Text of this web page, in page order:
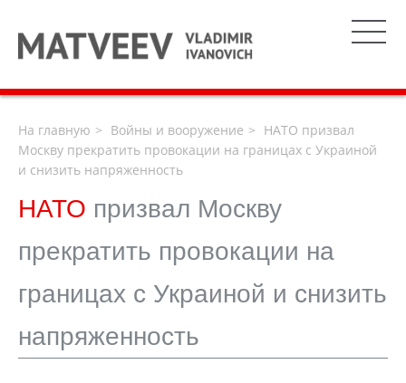
На главную Войны и вооружение
НАТО призвал
Москву прекратить провокации на границах с Украиной
и снизить напряженность
НАТО призвал Москву
прекратить провокации на
границах с Украиной и снизить
напряженность